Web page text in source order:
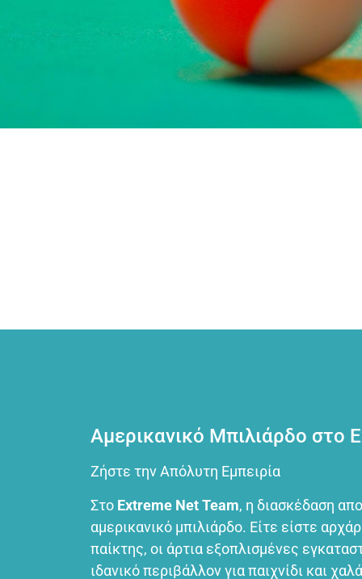
Αμερικανικό Μπιλιάρδο στο
Ζήστε την Απόλυτη Εμπειρία
Στο Extreme Net Team, η διασκέδαση
αμερικανικό μπιλιάρδο. Είτε είστε
παίκτης, οι άρτια εξοπλισμένες
ιδανικό περιβάλλον για παιχνίδι και